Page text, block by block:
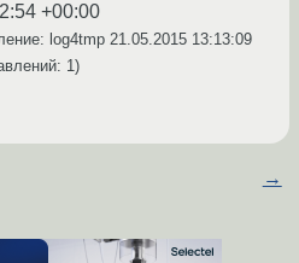
+00:00
log4tmp 21.05.2015 13:13:09
1)
→